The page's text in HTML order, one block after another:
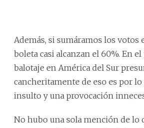
Además, si sumáramos los votos
boleta casi alcanzan el 60%. En
balotaje en América del Sur
cancheritamente de eso es por
insulto y una provocación
No hubo una sola mención de lo